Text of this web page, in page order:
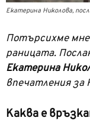
Екатерина Николова,
Потърсихме
раницата.
Екатерина
впечатления за
Каква е